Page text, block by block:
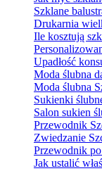
Szklane
Drukarnia
Ile kosztują
Upadłość
Moda ślubna
Moda ślubna
Sukienki
Salon sukien
Przewodnik
Zwiedzanie
Przewodnik
Jak ustalić